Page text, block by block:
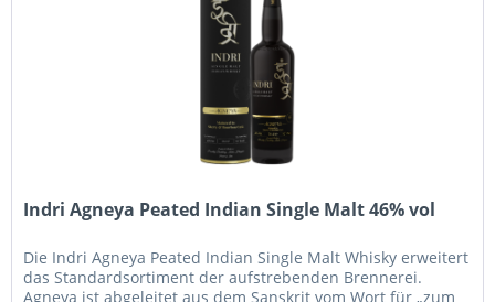
Indri Agneya Peated Indian Single Malt 46% vol
Die Indri Agneya Peated Indian Single Malt Whisky erweitert
das Standardsortiment der aufstrebenden Brennerei.
Agneya ist abgeleitet aus dem Sanskrit vom Wort für „zum